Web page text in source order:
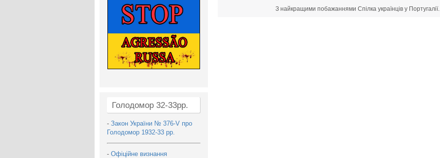
Голодомор 32-33рр.
- Закон України № 376-V про
Голодомор 1932-33 рр.
- Офіційне визнання
З найкращими побажаннями Спілка українців у Португалії.